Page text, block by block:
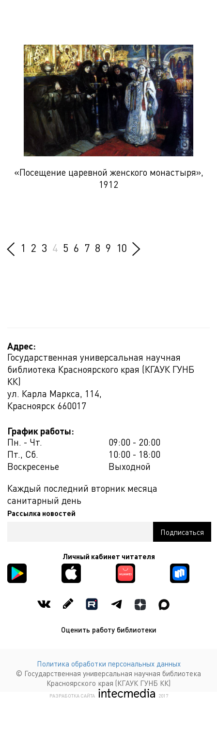
«Посещение царевной женского монастыря»,
1912
1 2 3 4 5 6 7 8 9 10
Адрес:
Государственная универсальная научная
библиотека Красноярского края (КГАУК ГУНБ
КК)
ул. Карла Маркса, 114,
Красноярск 660017
График работы:
Пн. - Чт.
09:00 - 20:00
Пт., Сб.
10:00 - 18:00
Воскресенье
Выходной
Каждый последний вторник месяца
санитарный день
Рассылка новостей
Личный кабинет читателя
Оценить работу библиотеки
Политика обработки персональных данных
© Государственная универсальная научная библиотека
Красноярского края (КГАУК ГУНБ КК)
РАЗРАБОТКА САЙТА КОМПАНИЯ ИНТЕКМЕДИА
2017